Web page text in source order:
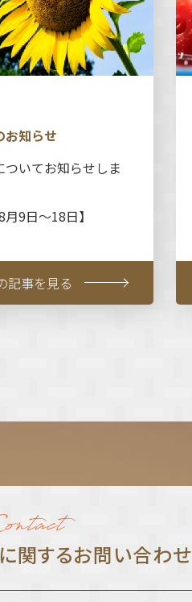
お知らせ
いてお知らせしま
月9日～18日】
記事を見る
関するお問い合わせ